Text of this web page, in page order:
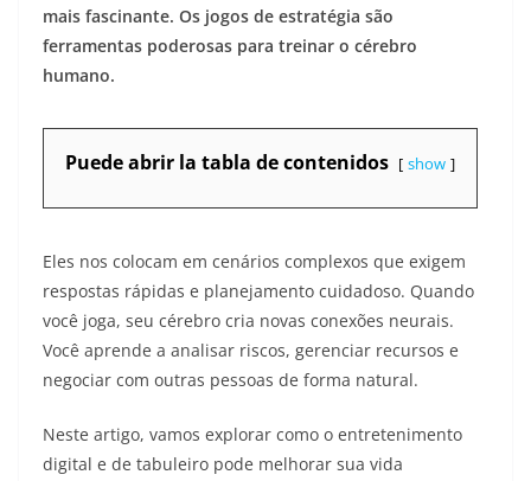
mais fascinante. Os jogos de estratégia são
ferramentas poderosas para treinar o cérebro
humano.
Puede abrir la tabla de contenidos show
Eles nos colocam em cenários complexos que exigem
respostas rápidas e planejamento cuidadoso. Quando
você joga, seu cérebro cria novas conexões neurais.
Você aprende a analisar riscos, gerenciar recursos e
negociar com outras pessoas de forma natural.
Neste artigo, vamos explorar como o entretenimento
digital e de tabuleiro pode melhorar sua vida